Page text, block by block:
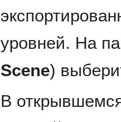
уровней. На
Scene)
В